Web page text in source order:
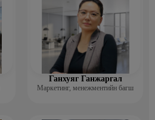
Ганхуяг Ганжаргал
Маркетинг, менежментийн багш